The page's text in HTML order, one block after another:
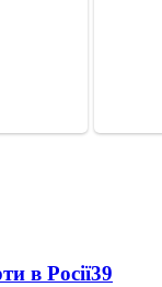
в Росії39